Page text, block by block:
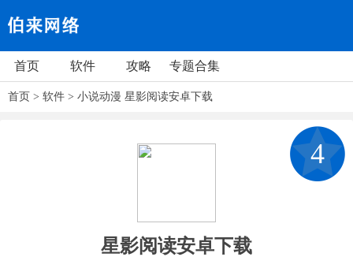
首页 软件 攻略 专题合集
首页 > 软件 > 小说动漫 星影阅读安卓下载
4
星影阅读安卓下载